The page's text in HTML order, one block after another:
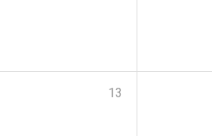
13